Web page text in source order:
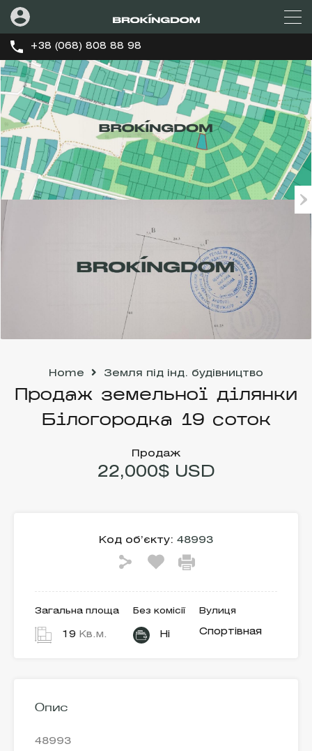
+38 (068) 808 88 98
Home Земля під інд. будівництво
Продаж земельної ділянки
Білогородка 19 соток
Продаж
22,000$ USD
Код об’єкту: 48993
Загальна площа
19 Кв.м.
Без комісії
Ні
Вулиця
Спортівная
Опис
48993